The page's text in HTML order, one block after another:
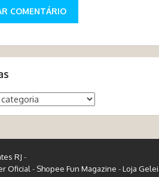
RJ -
Oficial - Shopee Fun Magazine -Loja